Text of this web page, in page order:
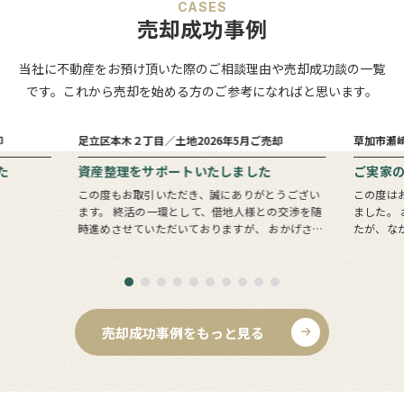
CASES
売却成功事例
当社に不動産をお預け頂いた際のご相談理由や売却成功談の一覧
です。これから売却を始める方のご参考になればと思います。
足立区本木２丁目／土地2026年5月ご売却
資産整理をサポートいたしました
この度もお取引いただき、誠にありがとうござい
ます。 終活の一環として、借地人様との交渉を随
時進めさせていただいておりますが、 おかげさま
草加市瀬
ご実家
この度は
ました。 お問い合わせいただいたのは息子様でし
たが、な
売却成功事例をもっと見る